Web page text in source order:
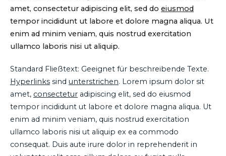
amet, consectetur adipiscing elit, sed do eiusmod
tempor incididunt ut labore et dolore magna aliqua. Ut
enim ad minim veniam, quis nostrud exercitation
ullamco laboris nisi ut aliquip.
Standard Fließtext: Geeignet für beschreibende Texte.
Hyperlinks sind unterstrichen. Lorem ipsum dolor sit
amet, consectetur adipiscing elit, sed do eiusmod
tempor incididunt ut labore et dolore magna aliqua. Ut
enim ad minim veniam, quis nostrud exercitation
ullamco laboris nisi ut aliquip ex ea commodo
consequat. Duis aute irure dolor in reprehenderit in